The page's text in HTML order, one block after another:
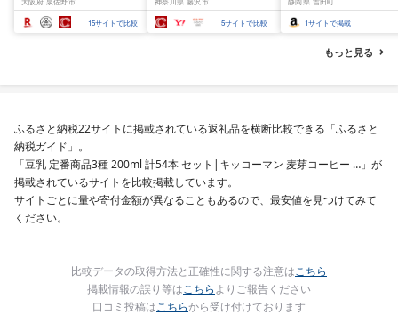
揃い 訳あり
15サイトで比較
噌漬け みそ 味噌 鮮魚 魚
介 銀だら 銀ダラ ギンダ
ラ ぎんだら 鱈 タラ 魚
礼品 おかず おつまみ お
南 藤沢
5サイトで比較 1サイトで掲載
もっと見る
ふるさと納税22サイトに掲載されている返礼品を横断比較できる「ふるさと
納税ガイド」。
「豆乳 定番商品3種 200ml 計54本 セット|キッコーマン 麦芽コーヒー …」が
掲載されているサイトを比較掲載しています。
サイトごとに量や寄付金額が異なることもあるので、最安値を見つけてみて
ください。
比較データの取得方法と正確性に関する注意はこちら
掲載情報の誤り等はこちらよりご報告ください
口コミ投稿はこちらから受け付けております